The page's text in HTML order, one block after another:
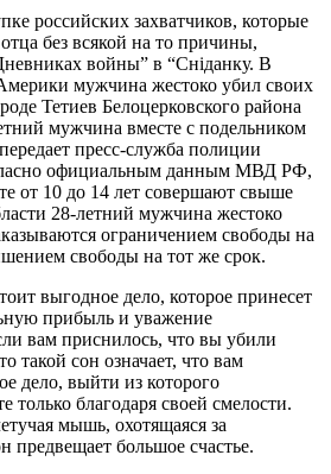
российских захватчиков, которые
без всякой на то причины,
войны” в “Сніданку. В
мужчина жестоко убил своих
Тетиев Белоцерковского района
мужчина вместе с подельником
пресс-служба полиции
официальным данным МВД РФ,
от 10 до 14 лет совершают свыше
28-летний мужчина жестоко
ограничением свободы на
свободы на тот же срок.
выгодное дело, которое принесет
прибыль и уважение
вам приснилось, что вы убили
такой сон означает, что вам
дело, выйти из которого
только благодаря своей смелости.
мышь, охотящаяся за
предвещает большое счастье.